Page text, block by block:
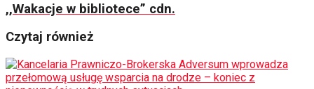
,,Wakacje w bibliotece” cdn.
Czytaj również